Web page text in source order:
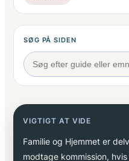
SØG PÅ SIDEN
VIGTIGT AT VIDE
Familie og Hjemmet er
modtage kommission,